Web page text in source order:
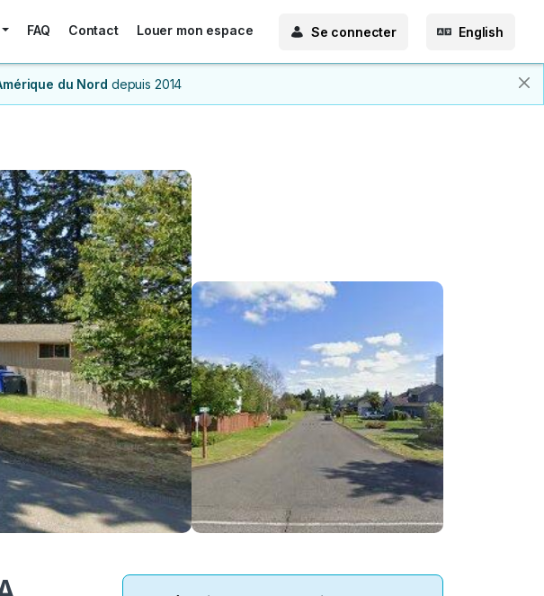
FAQ Contact Louer mon espace Se connecter English
du Nord depuis 2014